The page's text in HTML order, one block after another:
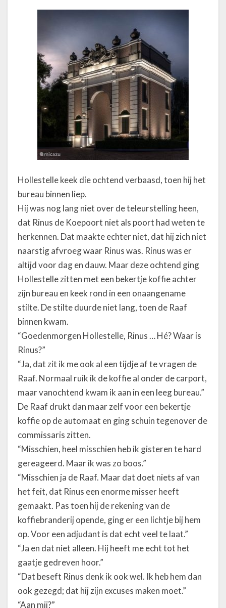
Hollestelle keek die ochtend verbaasd, toen hij het
bureau binnen liep.
Hij was nog lang niet over de teleurstelling heen,
dat Rinus de Koepoort niet als poort had weten te
herkennen. Dat maakte echter niet, dat hij zich niet
naarstig afvroeg waar Rinus was. Rinus was er
altijd voor dag en dauw. Maar deze ochtend ging
Hollestelle zitten met een bekertje koffie achter
zijn bureau en keek rond in een onaangename
stilte. De stilte duurde niet lang, toen de Raaf
binnen kwam.
“Goedenmorgen Hollestelle, Rinus … Hé? Waar is
Rinus?”
“Ja, dat zit ik me ook al een tijdje af te vragen de
Raaf. Normaal ruik ik de koffie al onder de carport,
maar vanochtend kwam ik aan in een leeg bureau.”
De Raaf drukt dan maar zelf voor een bekertje
koffie op de automaat en ging schuin tegenover de
commissaris zitten.
“Misschien, heel misschien heb ik gisteren te hard
gereageerd. Maar ik was zo boos.”
“Misschien ja de Raaf. Maar dat doet niets af van
het feit, dat Rinus een enorme misser heeft
gemaakt. Pas toen hij de rekening van de
koffiebranderij opende, ging er een lichtje bij hem
op. Voor een adjudant is dat echt veel te laat.”
“Ja en dat niet alleen. Hij heeft me echt tot het
gaatje gedreven hoor.”
“Dat beseft Rinus denk ik ook wel. Ik heb hem dan
ook gezegd; dat hij zijn excuses maken moet.”
“Aan mij?”